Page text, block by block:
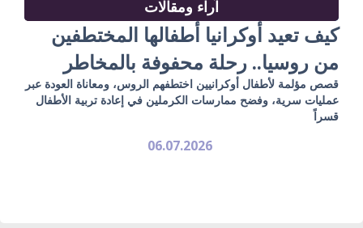
آراء ومقالات
كيف تعيد أوكرانيا أطفالها المختطفين
من روسيا.. رحلة محفوفة بالمخاطر
قصص مؤلمة لأطفال أوكرانيين اختطفهم الروس، ومعاناة العودة عبر
عمليات سرية، وفضح ممارسات الكرملين في إعادة تربية الأطفال
قسراً
06.07.2026